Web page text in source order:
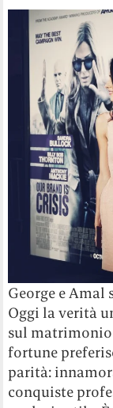
George e Amal
Oggi la verità
sul matrimonio
fortune
parità:
conquiste